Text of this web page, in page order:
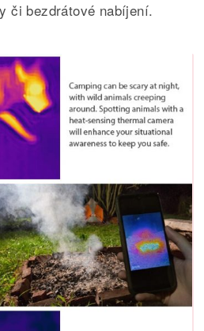
či bezdrátové nabíjení.